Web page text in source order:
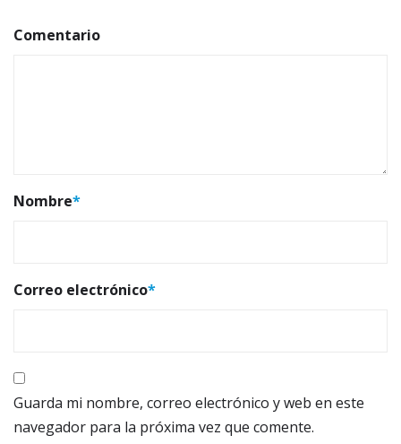
Comentario
Nombre*
Correo electrónico*
Guarda mi nombre, correo electrónico y web en este
navegador para la próxima vez que comente.